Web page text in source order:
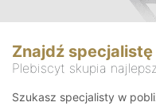
Znajdź specjalistę
Plebiscyt skupia
Szukasz specjalisty w